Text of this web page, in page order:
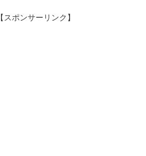
【スポンサーリンク】